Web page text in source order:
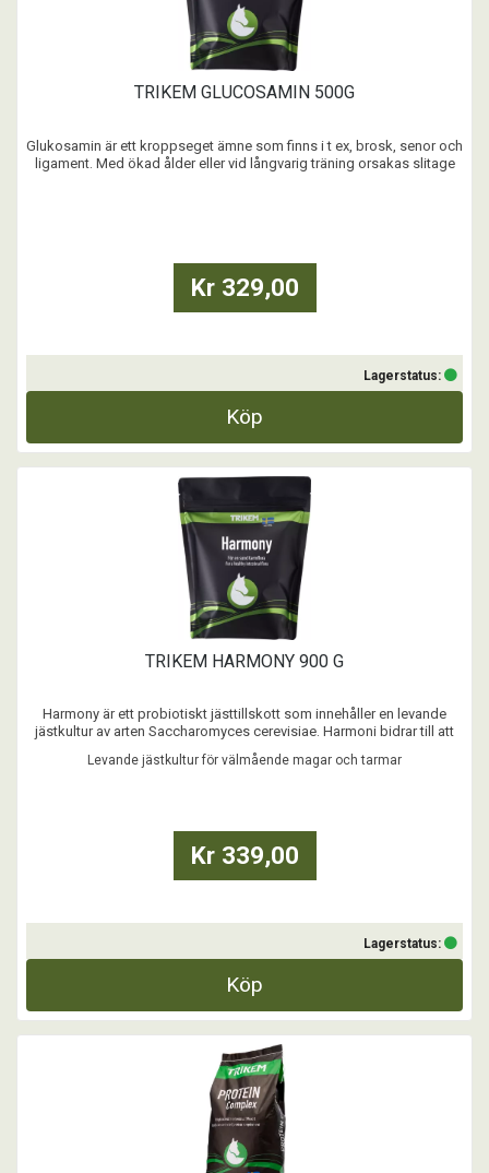
TRIKEM GLUCOSAMIN 500G
Glukosamin är ett kroppseget ämne som finns i t ex, brosk, senor och
ligament. Med ökad ålder eller vid långvarig träning orsakas slitage
Kr 329,00
Lagerstatus:
Köp
TRIKEM HARMONY 900 G
Harmony är ett probiotiskt jästtillskott som innehåller en levande
jästkultur av arten Saccharomyces cerevisiae. Harmoni bidrar till att
stabilisera grovtarmens mikroflora och öka fodrets smältbarhet.
Harmony bidrar till att skapa en stabil mikroflora, ett ökat
Levande jästkultur för välmående magar och tarmar
Kr 339,00
Lagerstatus:
Köp